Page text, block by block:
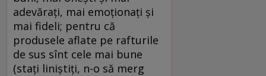
adevăraţi, mai emoţionaţi şi
mai fideli; pentru că
produsele aflate pe rafturile
de sus sînt cele mai bune
(staţi liniştiţi, n-o să merg